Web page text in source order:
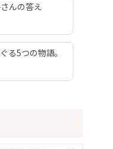
んの答え
る5つの物語。